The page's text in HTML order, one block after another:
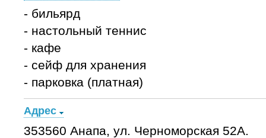
- бильярд
- настольный теннис
- кафе
- сейф для хранения
- парковка (платная)
Адрес
353560 Анапа, ул. Черноморская 52А.